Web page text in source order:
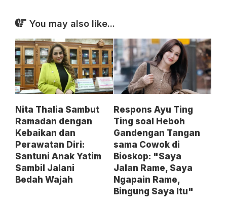
You may also like...
Nita Thalia Sambut
Ramadan dengan
Kebaikan dan
Perawatan Diri:
Santuni Anak Yatim
Sambil Jalani
Bedah Wajah
Respons Ayu Ting
Ting soal Heboh
Gandengan Tangan
sama Cowok di
Bioskop: "Saya
Jalan Rame, Saya
Ngapain Rame,
Bingung Saya Itu"